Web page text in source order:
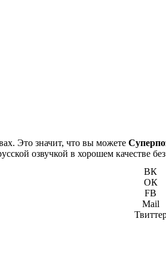
Это значит, что вы можете
озвучкой в хорошем качестве
ВК
ОК
FB
Mail